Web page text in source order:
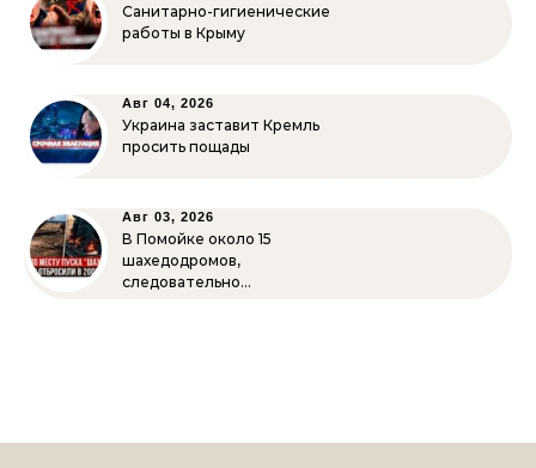
Санитарно-гигиенические
работы в Крыму
Авг 04, 2026
Украина заставит Кремль
просить пощады
Авг 03, 2026
В Помойке около 15
шахедодромов,
следовательно…